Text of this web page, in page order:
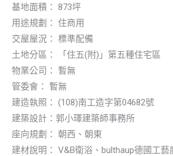
基地面積： 873坪
用途規劃： 住商用
交屋屋況： 標準配備
土地分區： 「住五(附)」第五種住宅區
物業公司： 暫無
管委會： 暫無
建造執照： (108)南工造字第04682號
建築設計：郭小琿建築師事務所
座向規劃： 朝西、朝東
建材說明： V&B衛浴、bulthaup德國工藝